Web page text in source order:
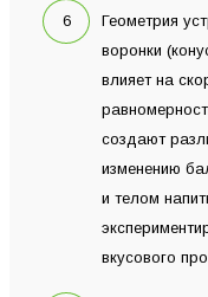
Геометрия
воронки
влияет на
создают
изменению
и телом
вкусового